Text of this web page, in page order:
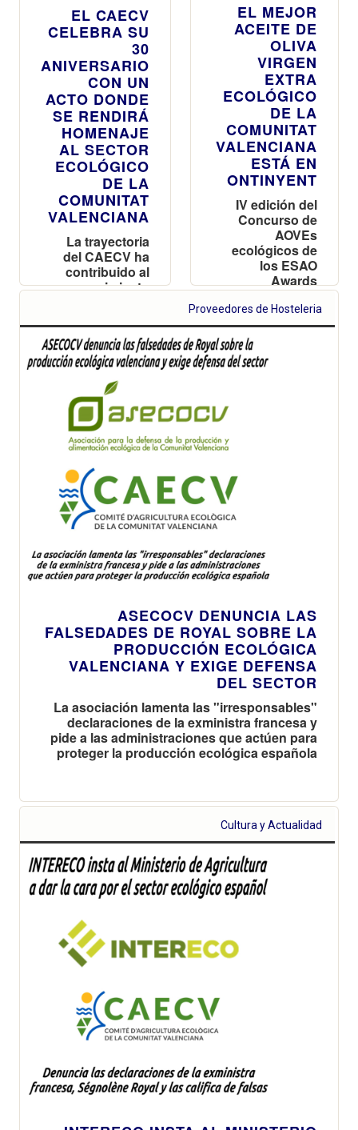
EL CAECV
CELEBRA SU
30
ANIVERSARIO
CON UN
ACTO DONDE
SE RENDIRÁ
HOMENAJE
AL SECTOR
ECOLÓGICO
DE LA
COMUNITAT
VALENCIANA
La trayectoria
del CAECV ha
contribuido al
crecimiento
sostenible de la
Comunitat
Valenciana
EL MEJOR
ACEITE DE
OLIVA
VIRGEN
EXTRA
ECOLÓGICO
DE LA
COMUNITAT
VALENCIANA
ESTÁ EN
ONTINYENT
IV edición del
Concurso de
AOVEs
ecológicos de
los ESAO
Awards
Proveedores de Hosteleria
ASECOCV DENUNCIA LAS
FALSEDADES DE ROYAL SOBRE LA
PRODUCCIÓN ECOLÓGICA
VALENCIANA Y EXIGE DEFENSA
DEL SECTOR
La asociación lamenta las "irresponsables"
declaraciones de la exministra francesa y
pide a las administraciones que actúen para
proteger la producción ecológica española
Cultura y Actualidad